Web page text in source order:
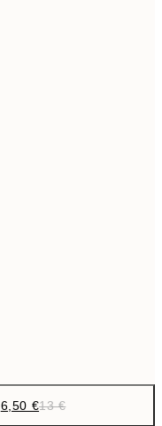
6,50 €13 €